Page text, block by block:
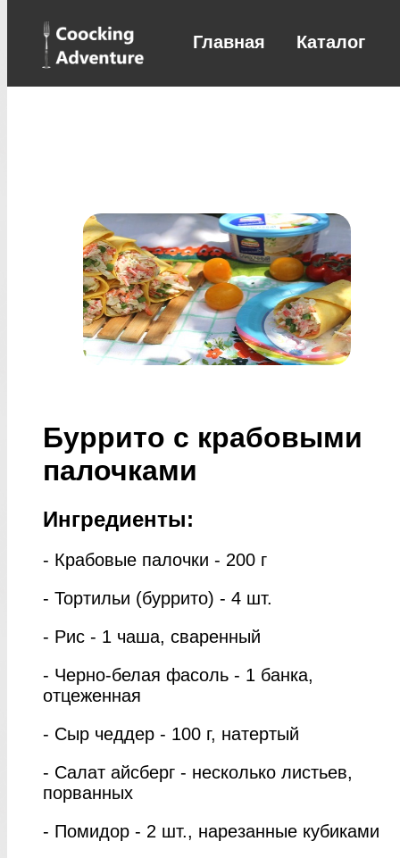
Главная Каталог
Буррито с крабовыми
палочками
Ингредиенты:
- Крабовые палочки - 200 г
- Тортильи (буррито) - 4 шт.
- Рис - 1 чаша, сваренный
- Черно-белая фасоль - 1 банка,
отцеженная
- Сыр чеддер - 100 г, натертый
- Салат айсберг - несколько листьев,
порванных
- Помидор - 2 шт., нарезанные кубиками